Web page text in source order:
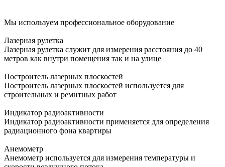
Мы используем профессиональное оборудование
Лазерная рулетка
Лазерная рулетка служит для измерения расстояния до 40
метров как внутри помещения так и на улице
Построитель лазерных плоскостей
Построитель лазерных плоскостей используется для
строительных и ремнтных работ
Индикатор радиоактивности
Индикатор радиоактивности применяется для определения
радиационного фона квартиры
Анемометр
Анемометр используется для измерения температуры и